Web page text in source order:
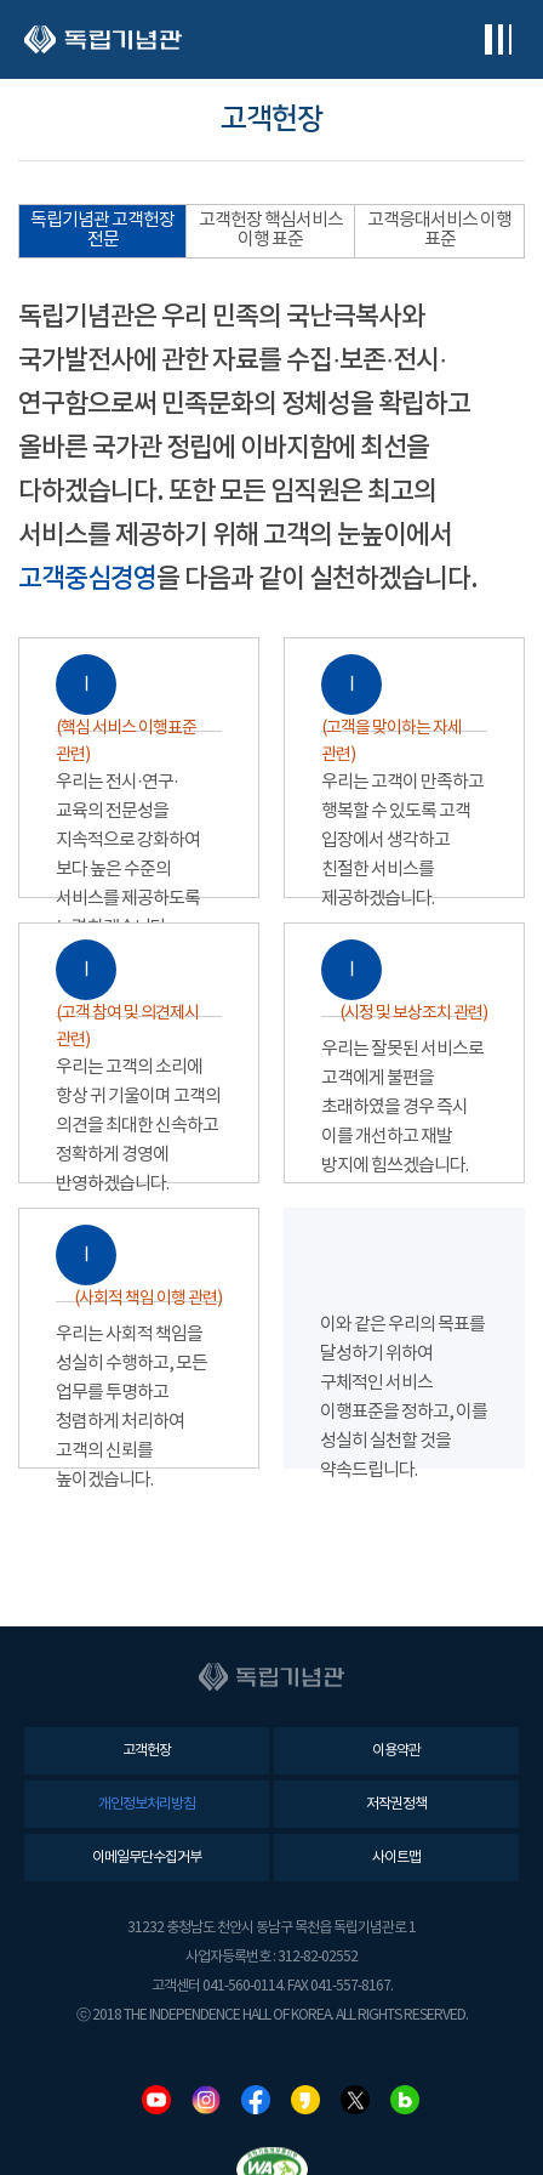
고객헌장
독립기념관 고객헌장
전문
고객헌장 핵심서비스
이행 표준
고객응대서비스 이행
표준
독립기념관은 우리 민족의 국난극복사와
국가발전사에 관한 자료를 수집·보존·전시·
연구함으로써 민족문화의 정체성을 확립하고
올바른 국가관 정립에 이바지함에 최선을
다하겠습니다. 또한 모든 임직원은 최고의
서비스를 제공하기 위해 고객의 눈높이에서
고객중심경영을 다음과 같이 실천하겠습니다.
Ⅰ
(핵심 서비스 이행표준
관련)
우리는 전시·연구·
교육의 전문성을
지속적으로 강화하여
보다 높은 수준의
서비스를 제공하도록
노력하겠습니다.
Ⅰ
(고객을 맞이하는 자세
관련)
우리는 고객이 만족하고
행복할 수 있도록 고객
입장에서 생각하고
친절한 서비스를
제공하겠습니다.
Ⅰ
(고객 참여 및 의견제시
관련)
우리는 고객의 소리에
항상 귀 기울이며 고객의
의견을 최대한 신속하고
정확하게 경영에
반영하겠습니다.
Ⅰ
(시정 및 보상조치 관련)
우리는 잘못된 서비스로
고객에게 불편을
초래하였을 경우 즉시
이를 개선하고 재발
방지에 힘쓰겠습니다.
Ⅰ
(사회적 책임 이행 관련)
우리는 사회적 책임을
성실히 수행하고, 모든
업무를 투명하고
청렴하게 처리하여
고객의 신뢰를
높이겠습니다.
이와 같은 우리의 목표를
달성하기 위하여
구체적인 서비스
이행표준을 정하고, 이를
성실히 실천할 것을
약속드립니다.
고객헌장 이용약관
개인정보처리방침 저작권정책
이메일무단수집거부 사이트맵
31232 충청남도 천안시 동남구 목천읍 독립기념관로 1
사업자등록번호 : 312-82-02552
고객센터 041-560-0114. FAX 041-557-8167.
ⓒ 2018 THE INDEPENDENCE HALL OF KOREA. ALL RIGHTS RESERVED.